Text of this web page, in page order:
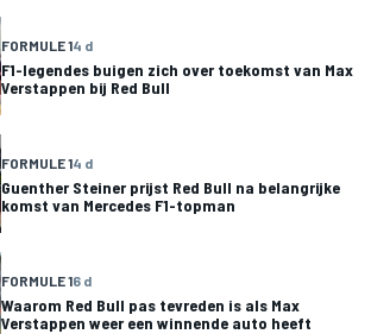
FORMULE 14 d
F1-legendes buigen zich over toekomst van Max
Verstappen bij Red Bull
FORMULE 14 d
Guenther Steiner prijst Red Bull na belangrijke
komst van Mercedes F1-topman
FORMULE 16 d
Waarom Red Bull pas tevreden is als Max
Verstappen weer een winnende auto heeft